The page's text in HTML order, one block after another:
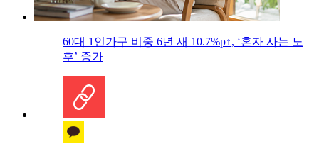
60대 1인가구 비중 6년 새 10.7%p↑, ‘혼자 사는 노
후’ 증가